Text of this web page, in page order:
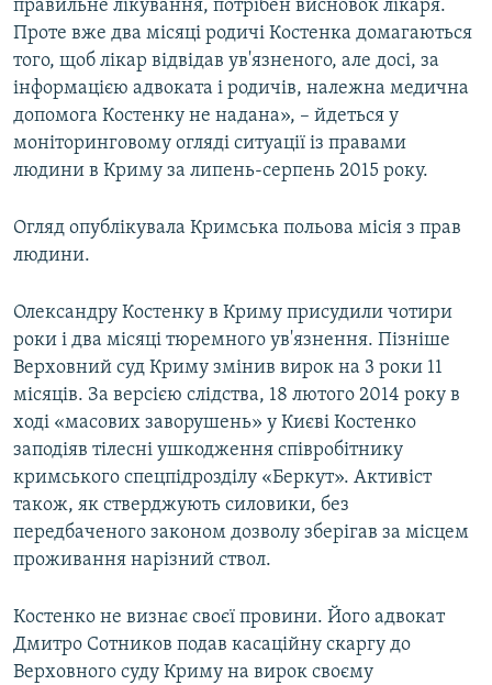
правильне лікування, потрібен висновок лікаря.
Проте вже два місяці родичі Костенка домагаються
того, щоб лікар відвідав ув'язненого, але досі, за
інформацією адвоката і родичів, належна медична
допомога Костенку не надана», – йдеться у
моніторинговому огляді ситуації із правами
людини в Криму за липень-серпень 2015 року.
Огляд опублікувала Кримська польова місія з прав
людини.
Олександру Костенку в Криму присудили чотири
роки і два місяці тюремного ув'язнення. Пізніше
Верховний суд Криму змінив вирок на 3 роки 11
місяців. За версією слідства, 18 лютого 2014 року в
ході «масових заворушень» у Києві Костенко
заподіяв тілесні ушкодження співробітнику
кримського спецпідрозділу «Беркут». Активіст
також, як стверджують силовики, без
передбаченого законом дозволу зберігав за місцем
проживання нарізний ствол.
Костенко не визнає своєї провини. Його адвокат
Дмитро Сотников подав касаційну скаргу до
Верховного суду Криму на вирок своєму